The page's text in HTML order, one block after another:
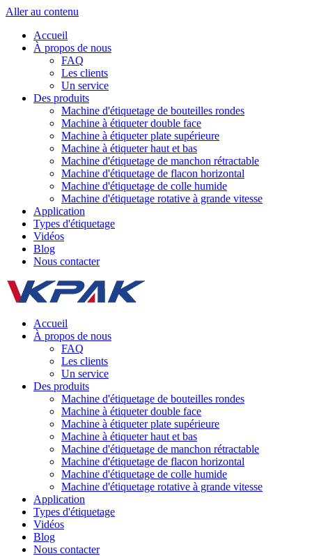
Aller au contenu
Accueil
À propos de nous
FAQ
Les clients
Un service
Des produits
Machine d'étiquetage de bouteilles rondes
Machine à étiqueter double face
Machine à étiqueter plate supérieure
Machine à étiqueter haut et bas
Machine d'étiquetage de manchon rétractable
Machine d'étiquetage de flacon horizontal
Machine d'étiquetage de colle humide
Machine d'étiquetage rotative à grande vitesse
Application
Types d'étiquetage
Vidéos
Blog
Nous contacter
Accueil
À propos de nous
FAQ
Les clients
Un service
Des produits
Machine d'étiquetage de bouteilles rondes
Machine à étiqueter double face
Machine à étiqueter plate supérieure
Machine à étiqueter haut et bas
Machine d'étiquetage de manchon rétractable
Machine d'étiquetage de flacon horizontal
Machine d'étiquetage de colle humide
Machine d'étiquetage rotative à grande vitesse
Application
Types d'étiquetage
Vidéos
Blog
Nous contacter